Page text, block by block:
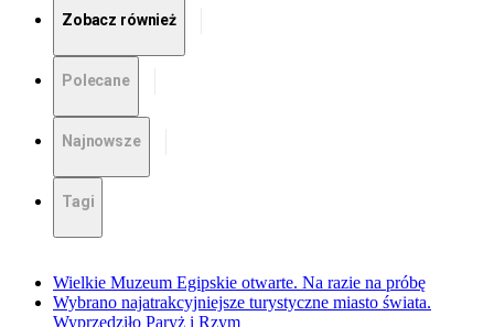
Zobacz również
Polecane
Najnowsze
Tagi
Wielkie Muzeum Egipskie otwarte. Na razie na próbę
Wybrano najatrakcyjniejsze turystyczne miasto świata.
Wyprzedziło Paryż i Rzym